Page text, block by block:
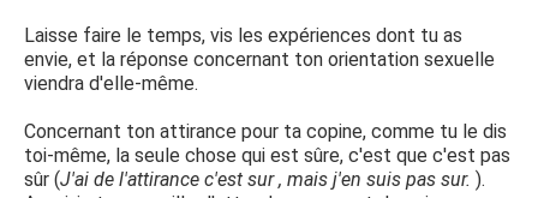
Laisse faire le temps, vis les expériences dont tu as
envie, et la réponse concernant ton orientation sexuelle
viendra d'elle-même.
Concernant ton attirance pour ta copine, comme tu le dis
toi-même, la seule chose qui est sûre, c'est que c'est pas
sûr (J'ai de l'attirance c'est sur , mais j'en suis pas sur. ).